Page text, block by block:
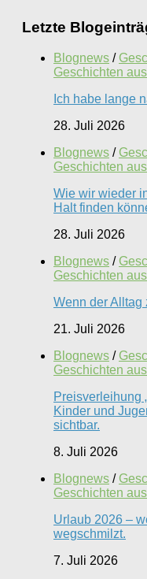
Letzte
Blognews /
Geschichten
Ich habe lange
28. Juli 2026
Blognews /
Geschichten
Wie wir wieder
Halt finden
28. Juli 2026
Blognews /
Geschichten
Wenn der Alltag
21. Juli 2026
Blognews /
Geschichten
Preisverleihung
Kinder und
sichtbar.
8. Juli 2026
Blognews /
Geschichten
Urlaub 2026 –
wegschmilzt.
7. Juli 2026